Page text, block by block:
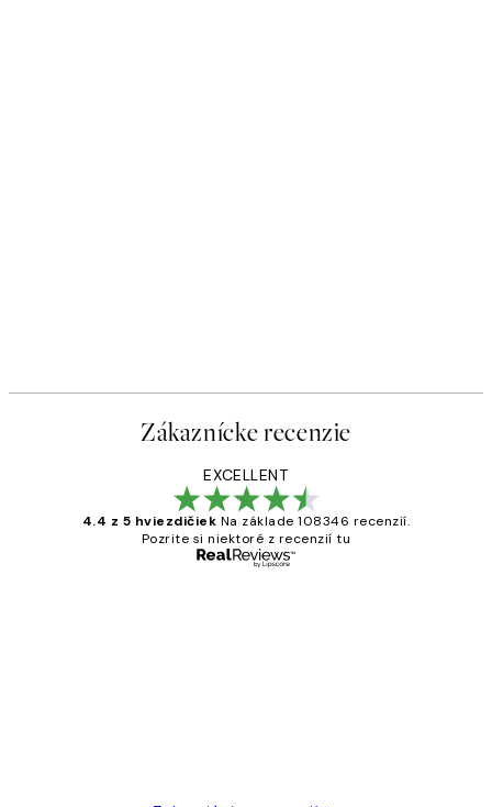
Zákaznícke recenzie
EXCELLENT
4.4 z 5 hviezdičiek Na základe 108346 recenzií.
Pozrite si niektoré z recenzií tu